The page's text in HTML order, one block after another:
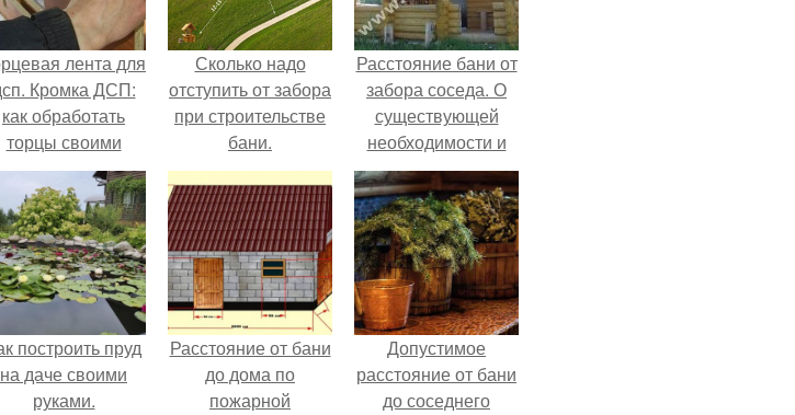
лента для
Кромка ДСП:
как обработать
торцы своими
руками
Сколько надо
отступить от забора
при строительстве
бани.
Законодательные и
реальные различия
между ИЖС, СНТ и
ДНО
Расстояние бани от
забора соседа. О
существующей
необходимости и
предписаниях
построить пруд
на даче своими
руками.
Расстояние от бани
до дома по
пожарной
Допустимое
расстояние от бани
до соседнего